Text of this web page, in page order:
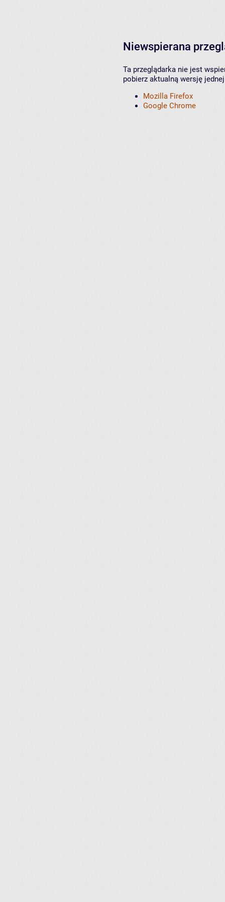
Niewspierana
Ta przeglądarka nie jest
pobierz aktualną wersję
Mozilla Firefox
Google Chrome